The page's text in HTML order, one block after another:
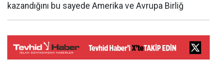
kazandığını bu sayede Amerika ve Avrupa Birliğ